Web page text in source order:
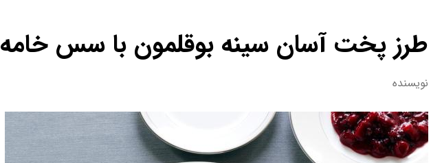
طرز پخت آسان سینه بوقلمون با سس خامه
نویسنده